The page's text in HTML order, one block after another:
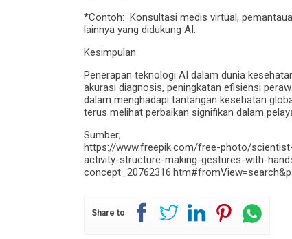
*Contoh: Konsultasi medis virtual,
lainnya yang didukung AI.
Kesimpulan
Penerapan teknologi AI dalam dunia
akurasi diagnosis, peningkatan efisiensi
dalam menghadapi tantangan kesehatan
terus melihat perbaikan signifikan dalam
Sumber;
https://www.freepik.com/free-photo/
activity-structure-making-gestures-with-
Share to